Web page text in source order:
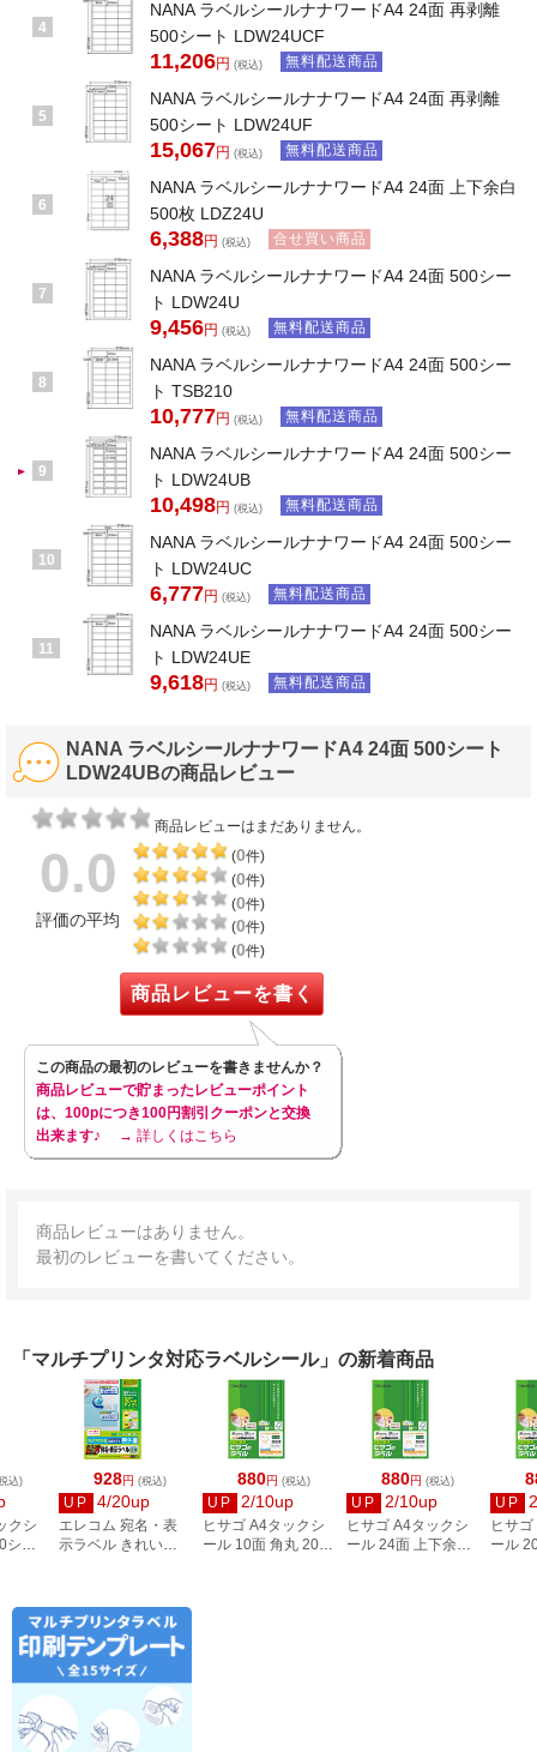
4
NANA ラベルシールナナワードA4 24面 再剥離
500シート LDW24UCF
11,206円 (税込) 無料配送商品
5
NANA ラベルシールナナワードA4 24面 再剥離
500シート LDW24UF
15,067円 (税込) 無料配送商品
6
NANA ラベルシールナナワードA4 24面 上下余白
500枚 LDZ24U
6,388円 (税込) 合せ買い商品
7
NANA ラベルシールナナワードA4 24面 500シー
ト LDW24U
9,456円 (税込) 無料配送商品
8
NANA ラベルシールナナワードA4 24面 500シー
ト TSB210
10,777円 (税込) 無料配送商品
9
NANA ラベルシールナナワードA4 24面 500シー
ト LDW24UB
10,498円 (税込) 無料配送商品
10
NANA ラベルシールナナワードA4 24面 500シー
ト LDW24UC
6,777円 (税込) 無料配送商品
11
NANA ラベルシールナナワードA4 24面 500シー
ト LDW24UE
9,618円 (税込) 無料配送商品
NANA ラベルシールナナワードA4 24面 500シート
LDW24UBの商品レビュー
商品レビューはまだありません。
0.0
評価の平均
(0件)
(0件)
(0件)
(0件)
(0件)
商品レビューを書く
この商品の最初のレビューを書きませんか？
商品レビューで貯まったレビューポイント
は、100pにつき100円割引クーポンと交換
出来ます♪
→ 詳しくはこちら
商品レビューはありません。
最初のレビューを書いてください。
「マルチプリンタ対応ラベルシール」の新着商品
928円 (税込)
UP 4/20up
エレコム 宛名・表
示ラベル きれい貼
880円 (税込)
UP 2/10up
ヒサゴ A4タックシ
ール 10面 角丸 20シ
880円 (税込)
UP 2/10up
ヒサゴ A4タックシ
ール 24面 上下余白
UP
ヒサ
ール
込)
クシ
シー